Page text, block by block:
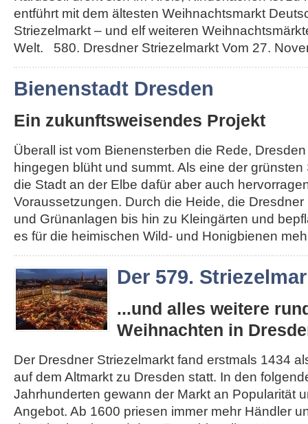
entführt mit dem ältesten Weihnachtsmarkt
Striezelmarkt – und elf weiteren
Welt. 580. Dresdner Striezelmarkt Vom 27.
Bienenstadt Dresden
Ein zukunftsweisendes Projekt
Überall ist vom Bienensterben die Rede, Dresden
hingegen blüht und summt. Als eine der
die Stadt an der Elbe dafür aber auch
Voraussetzungen. Durch die Heide, die
und Grünanlagen bis hin zu Kleingärten und
es für die heimischen Wild- und Honigbienen
Der 579.
...und alles weitere
Weihnachten in
Der Dresdner Striezelmarkt fand erstmals 1434
auf dem Altmarkt zu Dresden statt. In den
Jahrhunderten gewann der Markt an Popularität
Angebot. Ab 1600 priesen immer mehr Händler